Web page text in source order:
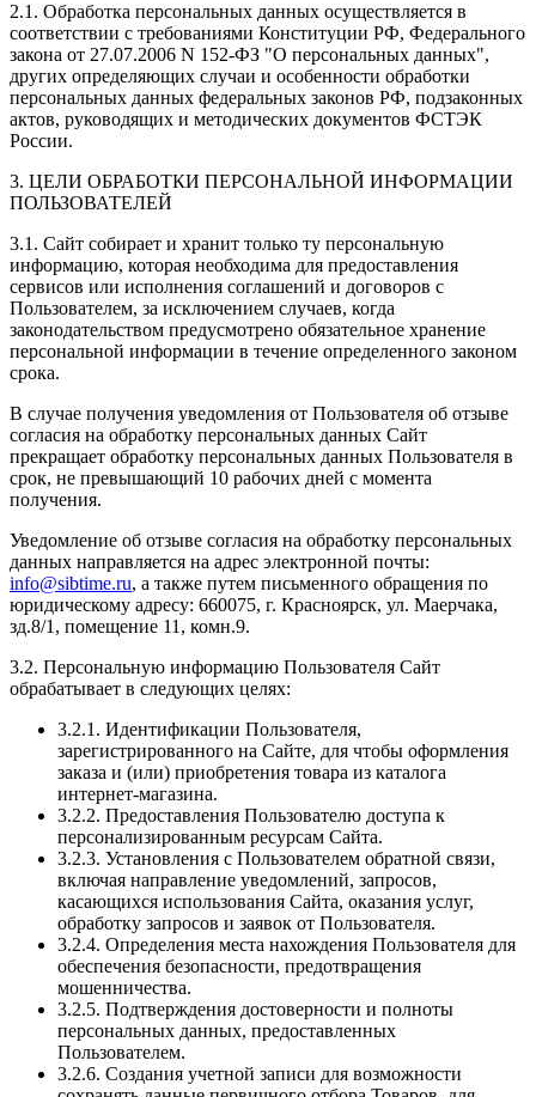
2.1. Обработка персональных данных осуществляется в
соответствии с требованиями Конституции РФ, Федерального
закона от 27.07.2006 N 152-ФЗ "О персональных данных",
других определяющих случаи и особенности обработки
персональных данных федеральных законов РФ, подзаконных
актов, руководящих и методических документов ФСТЭК
России.
3. ЦЕЛИ ОБРАБОТКИ ПЕРСОНАЛЬНОЙ ИНФОРМАЦИИ
ПОЛЬЗОВАТЕЛЕЙ
3.1. Сайт собирает и хранит только ту персональную
информацию, которая необходима для предоставления
сервисов или исполнения соглашений и договоров с
Пользователем, за исключением случаев, когда
законодательством предусмотрено обязательное хранение
персональной информации в течение определенного законом
срока.
В случае получения уведомления от Пользователя об отзыве
согласия на обработку персональных данных Сайт
прекращает обработку персональных данных Пользователя в
срок, не превышающий 10 рабочих дней с момента
получения.
Уведомление об отзыве согласия на обработку персональных
данных направляется на адрес электронной почты:
info@sibtime.ru, а также путем письменного обращения по
юридическому адресу: 660075, г. Красноярск, ул. Маерчака,
зд.8/1, помещение 11, комн.9.
3.2. Персональную информацию Пользователя Сайт
обрабатывает в следующих целях:
3.2.1. Идентификации Пользователя,
зарегистрированного на Сайте, для чтобы оформления
заказа и (или) приобретения товара из каталога
интернет-магазина.
3.2.2. Предоставления Пользователю доступа к
персонализированным ресурсам Сайта.
3.2.3. Установления с Пользователем обратной связи,
включая направление уведомлений, запросов,
касающихся использования Сайта, оказания услуг,
обработку запросов и заявок от Пользователя.
3.2.4. Определения места нахождения Пользователя для
обеспечения безопасности, предотвращения
мошенничества.
3.2.5. Подтверждения достоверности и полноты
персональных данных, предоставленных
Пользователем.
3.2.6. Создания учетной записи для возможности